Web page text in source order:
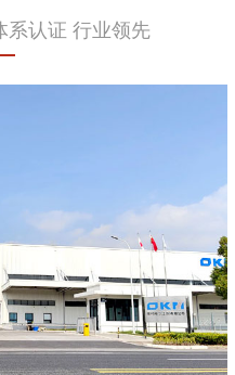
系认证 行业领先